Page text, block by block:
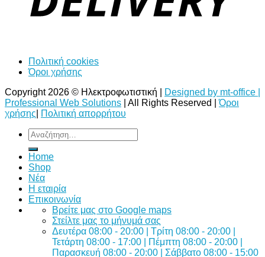
Πολιτική cookies
Όροι χρήσης
Copyright 2026 © Ηλεκτροφωτιστική |
Designed by mt-office |
Professional Web Solutions | All Rights Reserved |Όροι
χρήσης
Πολιτική απορρήτου
Αναζήτηση
για:
Home
Shop
Νέα
Η εταιρία
Επικοινωνία
Bρείτε μας στο Google maps
Στείλτε μας το μήνυμά σας
Δευτέρα 08:00 - 20:00 | Τρίτη 08:00 - 20:00 |
Τετάρτη 08:00 - 17:00 | Πέμπτη 08:00 - 20:00 |
Παρασκευή 08:00 - 20:00 | Σάββατο 08:00 - 15:00